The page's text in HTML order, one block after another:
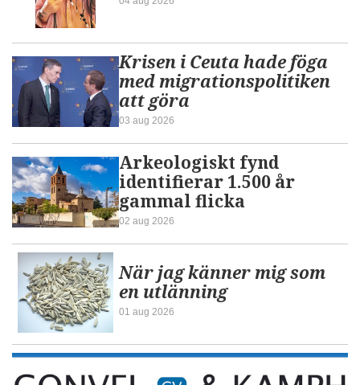
Krisen i Ceuta hade föga
med migrationspolitiken
att göra
03 aug 2026
Arkeologiskt fynd
identifierar 1.500 år
gammal flicka
02 aug 2026
När jag känner mig som
en utlänning
01 aug 2026